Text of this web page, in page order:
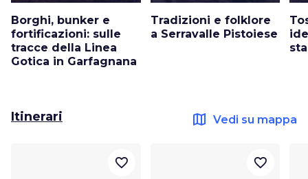
Borghi, bunker e
fortificazioni: sulle
tracce della Linea
Gotica in Garfagnana
Tradizioni e folklore
a Serravalle Pistoiese
Itinerari map Vedi su mappa
favorite_border favorite_border